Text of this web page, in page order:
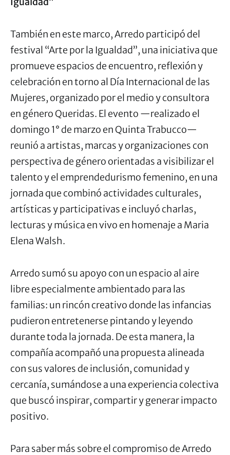
También en este marco, Arredo participó del
festival “Arte por la Igualdad”, una iniciativa que
promueve espacios de encuentro, reflexión y
celebración en torno al Día Internacional de las
Mujeres, organizado por el medio y consultora
en género Queridas. El evento —realizado el
domingo 1° de marzo en Quinta Trabucco—
reunió a artistas, marcas y organizaciones con
perspectiva de género orientadas a visibilizar el
talento y el emprendedurismo femenino, en una
jornada que combinó actividades culturales,
artísticas y participativas e incluyó charlas,
lecturas y música en vivo en homenaje a Maria
Elena Walsh.
Arredo sumó su apoyo con un espacio al aire
libre especialmente ambientado para las
familias: un rincón creativo donde las infancias
pudieron entretenerse pintando y leyendo
durante toda la jornada. De esta manera, la
compañía acompañó una propuesta alineada
con sus valores de inclusión, comunidad y
cercanía, sumándose a una experiencia colectiva
que buscó inspirar, compartir y generar impacto
positivo.
Para saber más sobre el compromiso de Arredo